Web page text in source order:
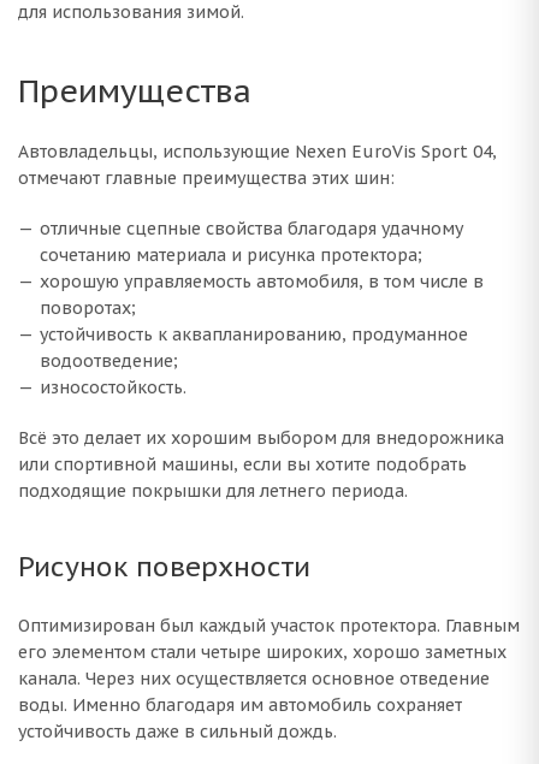
для использования зимой.
Преимущества
Автовладельцы, использующие Nexen EuroVis Sport 04,
отмечают главные преимущества этих шин:
отличные сцепные свойства благодаря удачному
сочетанию материала и рисунка протектора;
хорошую управляемость автомобиля, в том числе в
поворотах;
устойчивость к аквапланированию, продуманное
водоотведение;
износостойкость.
Всё это делает их хорошим выбором для внедорожника
или спортивной машины, если вы хотите подобрать
подходящие покрышки для летнего периода.
Рисунок поверхности
Оптимизирован был каждый участок протектора. Главным
его элементом стали четыре широких, хорошо заметных
канала. Через них осуществляется основное отведение
воды. Именно благодаря им автомобиль сохраняет
устойчивость даже в сильный дождь.